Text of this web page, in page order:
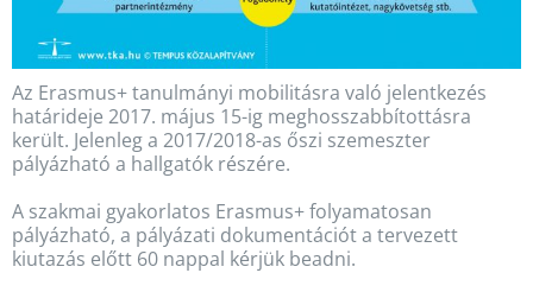
Az Erasmus+ tanulmányi mobilitásra való jelentkezés
határideje 2017. május 15-ig meghosszabbítottásra
került. Jelenleg a 2017/2018-as őszi szemeszter
pályázható a hallgatók részére.
A szakmai gyakorlatos Erasmus+ folyamatosan
pályázható, a pályázati dokumentációt a tervezett
kiutazás előtt 60 nappal kérjük beadni.